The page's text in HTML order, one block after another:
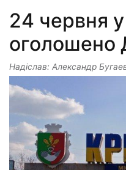
24 червня
оголошено
Надіслав: Александр